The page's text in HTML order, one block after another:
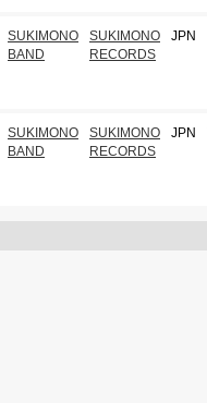
SUKIMONO
BAND
SUKIMONO
RECORDS
JPN
SUKIMONO
BAND
SUKIMONO
RECORDS
JPN